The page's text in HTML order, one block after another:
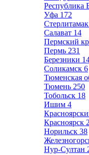
Республика
Уфа 172
Стерлитамак
Салават 14
Пермский
Пермь 231
Березники
Соликамск 6
Тюменская
Тюмень 250
Тобольск 18
Ишим 4
Красноярск
Норильск 38
Нур-Султан